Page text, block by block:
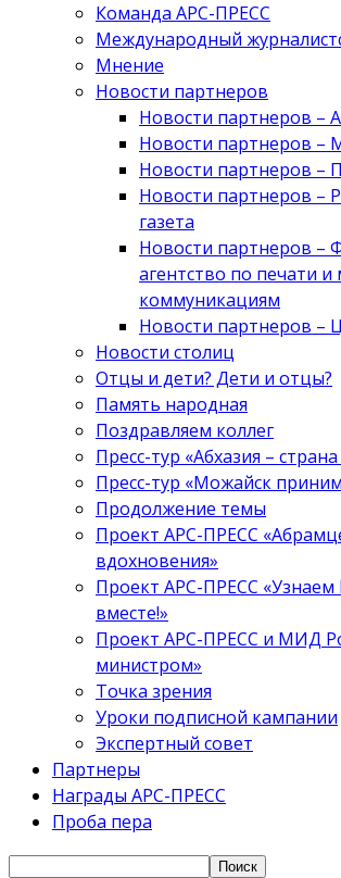
Команда АРС-ПРЕСС
Международный
Мнение
Новости партнеров
Новости партнеров –
Новости партнеров –
Новости партнеров –
Новости партнеров –
газета
Новости партнеров –
агентство по печати
коммуникациям
Новости партнеров –
Новости столиц
Отцы и дети? Дети и отцы?
Память народная
Поздравляем коллег
Пресс-тур «Абхазия –
Пресс-тур «Можайск
Продолжение темы
Проект АРС-ПРЕСС
вдохновения»
Проект АРС-ПРЕСС «Узнаем
вместе!»
Проект АРС-ПРЕСС и МИД
министром»
Точка зрения
Уроки подписной кампании
Экспертный совет
Партнеры
Награды АРС-ПРЕСС
Проба пера